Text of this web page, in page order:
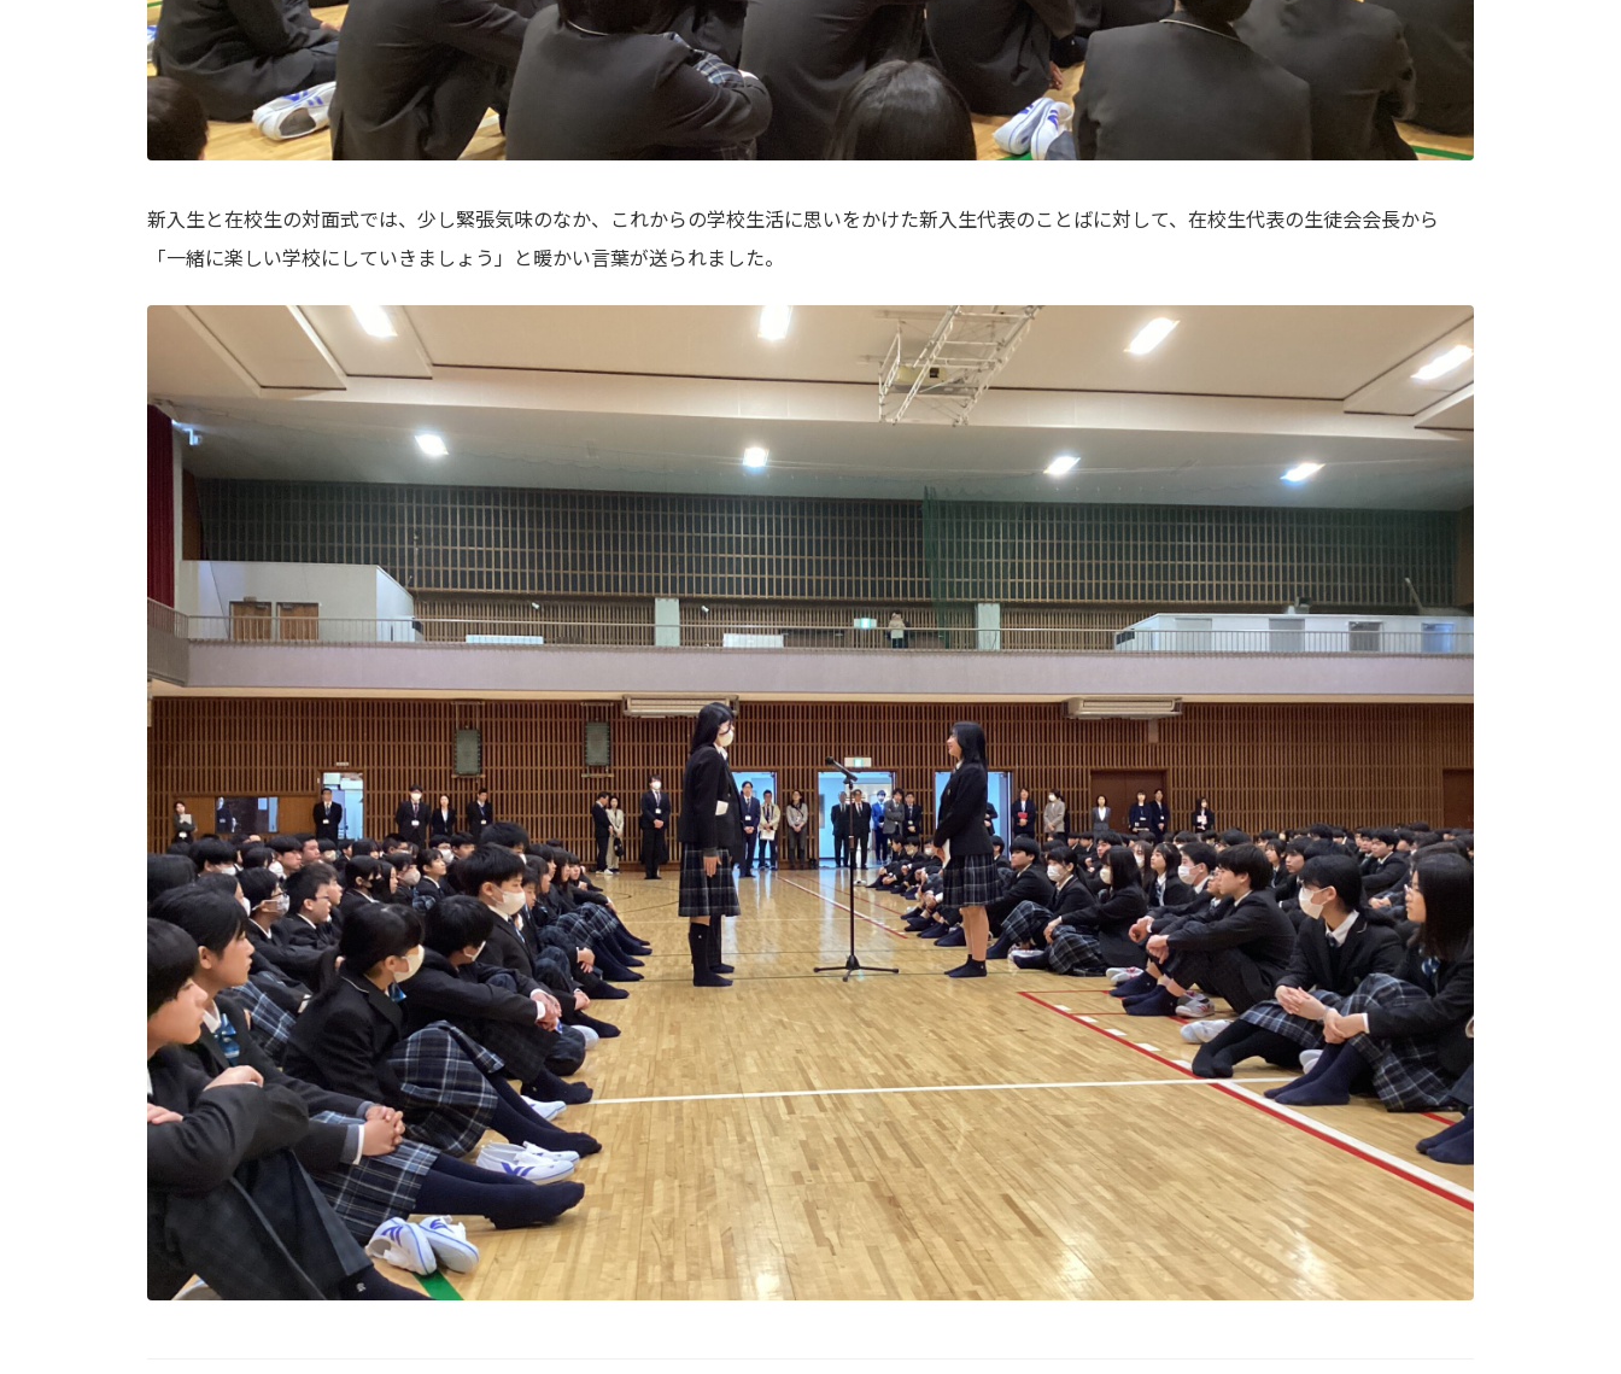
新入生と在校生の対面式では、少し緊張気味のなか、これからの学校生活に思いをかけた新入生代表のことばに対して、在校生代表の生徒会会長から
「一緒に楽しい学校にしていきましょう」と暖かい言葉が送られました。